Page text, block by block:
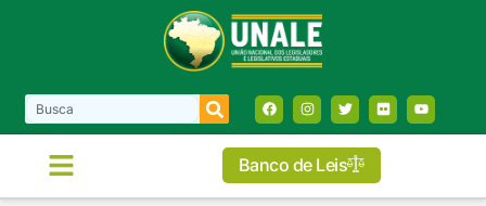
Banco de Leis